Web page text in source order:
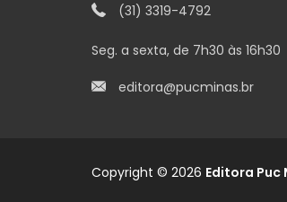
(31) 3319-4792
Seg. a sexta, de 7h30 às 16h30
editora@pucminas.br
Copyright © 2026 Editora Puc